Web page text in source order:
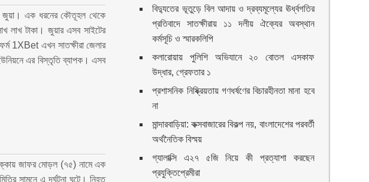
এক ধরনের কৌতূহল থেকে
লাখ টাকা। জুয়ার এসব সাইটের
1XBet এখন সাতক্ষীরা জেলার
এর বিস্তৃতি ব্যাপক। এসব
জাফর মোড়ল (৭৫) নামে এক
সামনে এ দূর্ঘটনা ঘটে। নিহত
বিদ্যুতের ভূতুড়ে বিল আদায় ও দ্রব্যমূল্যের ঊর্ধ্বগতির
প্রতিবাদে সাতক্ষীরায় ১১ দলীয় ঐক্যের অবস্থান
কর্মসূচি ও স্মারকলিপি
কলারোয়ায় পুলিশি অভিযানে ২০ বোতল এসকাফ
উদ্ধার, গ্রেফতার ১
প্রশাসনিক নিষ্ক্রিয়তায় গণধর্ষণের বিচারহীনতা মানা হবে
না
মান্দারবাড়িয়া: কক্সবাজারের বিকল্প নয়, বাংলাদেশের পরবর্তী
অর্থনৈতিক বিস্ময়
গ্যালাক্সি এ২৭ ৫জি নিয়ে কী প্রত্যাশা করছেন
প্রযুক্তিপ্রেমীরা